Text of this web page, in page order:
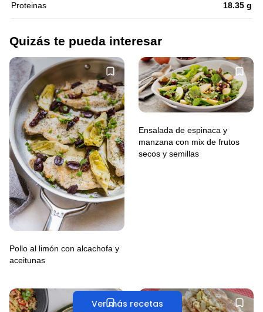
Proteinas 18.35 g
Quizás te pueda interesar
Ver más recetas
Pollo al limón con alcachofa y
aceitunas
Ensalada de espinaca y
manzana con mix de frutos
secos y semillas